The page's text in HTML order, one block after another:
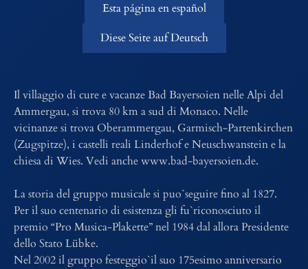
Esta página en español
Diese Seite auf Deutsch
Il villaggio di cure e vacanze Bad Bayersoien nelle Alpi del
Ammergau, si trova 80 km a sud di Monaco. Nelle
vicinanze si trova Oberammergau, Garmisch-Partenkirchen
(Zugspitze), i castelli reali Linderhof e Neuschwanstein e la
chiesa di Wies. Vedi anche www.bad-bayersoien.de.
La storia del gruppo musicale si puo`seguire fino al 1827.
Per il suo centenario di esistenza gli fu`riconosciuto il
premio “Pro Musica-Plakette” nel 1984 dal allora Presidente
dello Stato Lübke.
Nel 2002 il gruppo festeggio`il suo 175esimo anniversario